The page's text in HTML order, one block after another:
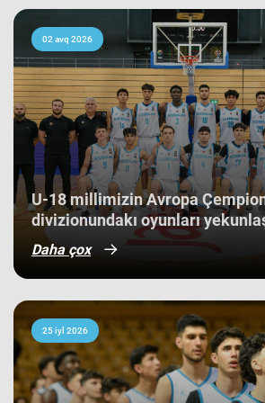
kollektivdən
çempionatı
Bu nəticə
tarixində bir
düşüb. İlk
mərkəzində
nəticə kimi
ağırlığı və
nəticənin adi
göstərir.
çempionatın
mövqeləri də
qrupdakı ən
İsveç millisi
5-cisi olub.
yığması isə
çempionatı
Millimiz
əzmkar oyun
sıralamada
qoymağı
02 avq 2026
U-18 millimizin Avropa
divizionundakı oyunları
Daha çox
25 iyl 2026